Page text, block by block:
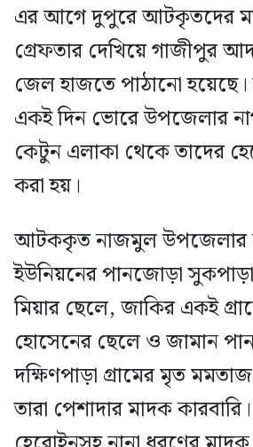
এর আগে দুপুরে আটকৃতদের
গ্রেফতার দেখিয়ে গাজীপুর
জেল হাজতে পাঠানো
একই দিন ভোরে উপজেলার
কেটুন এলাকা থেকে তাদের
করা হয়।
আটককৃত নাজমুল উপজেলার
ইউনিয়নের পানজোড়া সুকপাড়া
মিয়ার ছেলে, জাকির একই
হোসেনের ছেলে ও জামান
দক্ষিণপাড়া গ্রামের মৃত
তারা পেশাদার মাদক